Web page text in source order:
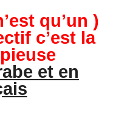
qu’un
c’est la
)
et en